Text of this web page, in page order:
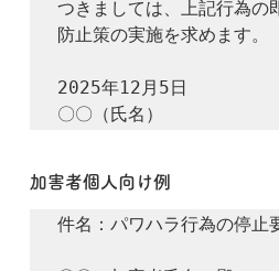
つきましては、上記行為の
防止策の実施を求めます。
2025年12月5日
加害者個人向け例
件名：パワハラ行為の停止